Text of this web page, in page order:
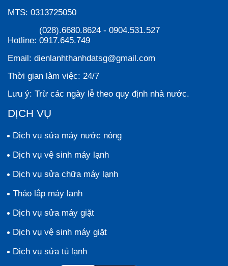
MTS: 0313725050
Hotline:
(028).6680.8624 - 0904.531.527
0917.645.749
Email: dienlanhthanhdatsg@gmail.com
Thời gian làm việc: 24/7
Lưu ý: Trừ các ngày lễ theo quy định nhà nước.
DỊCH VỤ
Dịch vụ sửa máy nước nóng
Dịch vụ vệ sinh máy lạnh
Dịch vụ sửa chữa máy lạnh
Tháo lắp máy lạnh
Dịch vụ sửa máy giặt
Dịch vụ vệ sinh máy giặt
Dịch vụ sửa tủ lạnh